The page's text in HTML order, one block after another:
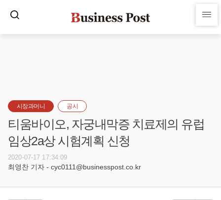
시장과머니 공시
티움바이오, 자궁내막증 치료제의 유럽
임상2a상 시험계획 신청
2020-07-17 17:34:09
최영찬 기자 - cyc0111@businesspost.co.kr